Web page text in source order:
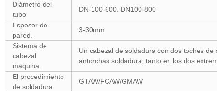
Diámetro del
tubo
DN-100-600. DN100-800
Espesor de
pared.
3-30mm
Sistema de
cabezal
máquina
Un cabezal de soldadura con dos toches
antorchas soldadura, tanto en los dos
El procedimiento
de soldadura
GTAW/FCAW/GMAW